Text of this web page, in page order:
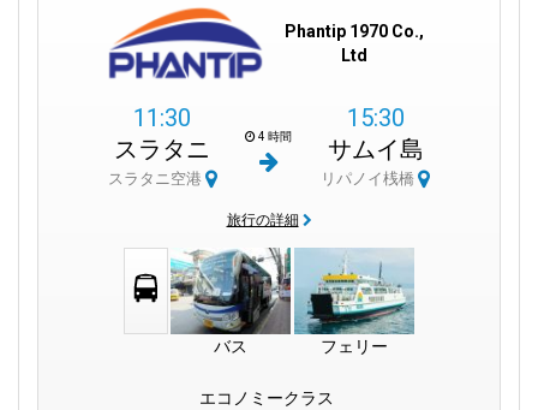
Phantip 1970 Co.,
Ltd
11:30
スラタニ
スラタニ空港
4 時間
15:30
サムイ島
リパノイ桟橋
旅行の詳細
バス フェリー
エコノミークラス